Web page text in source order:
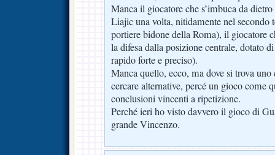
Manca il giocatore che s’imbuca da
Liajic una volta, nitidamente nel secondo
portiere bidone della Roma), il giocatore
la difesa dalla posizione centrale, dotato
rapido forte e preciso).
Manca quello, ecco, ma dove si trova uno
cercare alternative, percé un gioco come
conclusioni vincenti a ripetizione.
Perché ieri ho visto davvero il gioco di
grande Vincenzo.